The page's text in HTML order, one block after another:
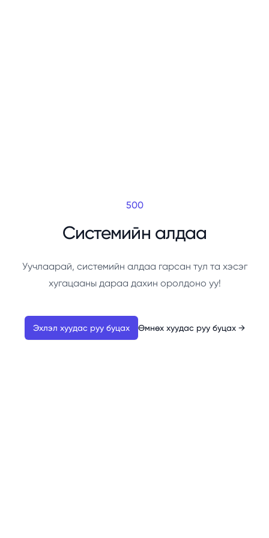
500
Системийн алдаа
Уучлаарай, системийн алдаа гарсан тул та хэсэг
хугацааны дараа дахин оролдоно уу!
Эхлэл хуудас руу буцах Өмнөх хуудас руу буцах →